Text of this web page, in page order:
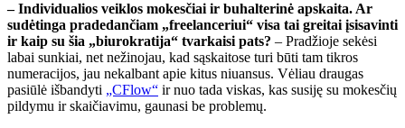
– Individualios veiklos mokesčiai ir buhalterinė apskaita. Ar
sudėtinga pradedančiam „freelanceriui“ visa tai greitai įsisavinti
ir kaip su šia „biurokratija“ tvarkaisi pats? – Pradžioje sekėsi
labai sunkiai, net nežinojau, kad sąskaitose turi būti tam tikros
numeracijos, jau nekalbant apie kitus niuansus. Vėliau draugas
pasiūlė išbandyti „CFlow“ ir nuo tada viskas, kas susiję su mokesčių
pildymu ir skaičiavimu, gaunasi be problemų.